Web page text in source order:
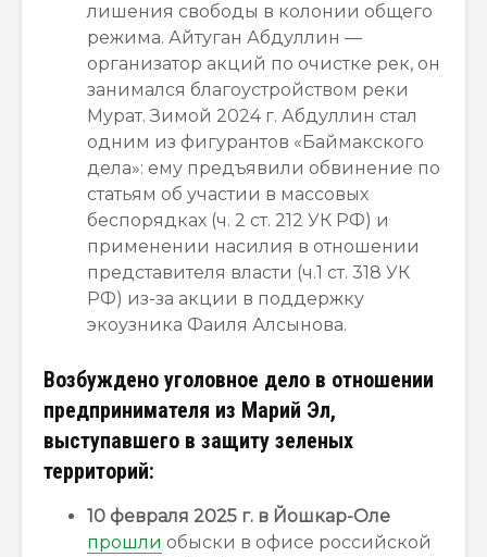
лишения свободы в колонии общего
режима. Айтуган Абдуллин —
организатор акций по очистке рек, он
занимался благоустройством реки
Мурат. Зимой 2024 г. Абдуллин стал
одним из фигурантов «Баймакского
дела»: ему предъявили обвинение по
статьям об участии в массовых
беспорядках (ч. 2 ст. 212 УК РФ) и
применении насилия в отношении
представителя власти (ч.1 ст. 318 УК
РФ) из-за акции в поддержку
экоузника Фаиля Алсынова.
Возбуждено уголовное дело в отношении
предпринимателя из Марий Эл,
выступавшего в защиту зеленых
территорий:
10 февраля 2025 г. в Йошкар-Оле
прошли обыски в офисе российской